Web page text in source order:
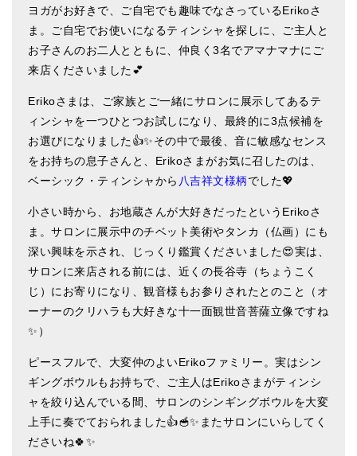
特大シンギングボウル・特殊柄
スティック・マレット・リング（台座）
アマナマナのティンシャ
プレミアム・ティンシャ（L・M）
ベーシック・ティンシャ（4種）
チベット・真マントラ香
お香定期購入（ラクとくサブスク）
チベット高僧のオラクルカード
ベル＆ドルジェ
シンギングボウル入門本・CD
アウトレット
オリジナルグッズ
神々とつながるジュエリー
ヨガがお好きで、ご自宅でも趣味でなさっているErikoさ
ま。ご自宅でお使いになるティンシャを探しに、ご主人と
お子さんのお二人とともに、仲良く3名でアマナマナにご
来店くださいました💕
Erikoさまは、ご家族とご一緒にサロンに展示してあるテ
ィンシャを一つひとつお試しになり、最終的に3点候補を
お選びになりました👍✨その中で最後、音に敏感なセンス
をお持ちの息子さんと、Erikoさまがお気に召したのは、
ベーシック・ティンシャから 八吉祥文様柄でした💖
小さい時から、お地蔵さんが大好きだったというErikoさ
ま。サロンに展示中のチベット美術やタンカ（仏画）にも
深い興味を示され、じっくり鑑賞くださいました😍実は、
サロンに来店される前には、近くの長谷寺（ちょうこく
じ）にお寄りになり、観音様もお参りされたとのこと（オ
ーナーのクリハラも大好きな十一面観世音菩薩立像ですね
✨）
ピースフルで、大変仲のよいErikoファミリー。実はシン
ギングボウルもお持ちで、ご主人はErikoさまがティンシ
ャを絞り込んでいる間、サロンのシンギングボウルを大変
上手に奏でておられました👍🥣✨またサロンにいらしてく
ださいね🍀✨